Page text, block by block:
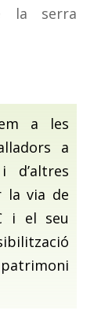
la serra
a les
a
d’altres
la via de
i el seu